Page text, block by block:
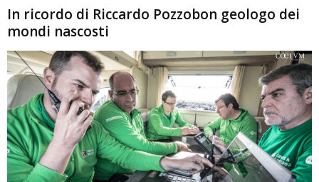
In ricordo di Riccardo Pozzobon geologo dei
mondi nascosti